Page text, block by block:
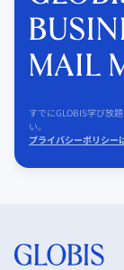
すでにGLOBIS学び放
い。
プライバシーポリシー